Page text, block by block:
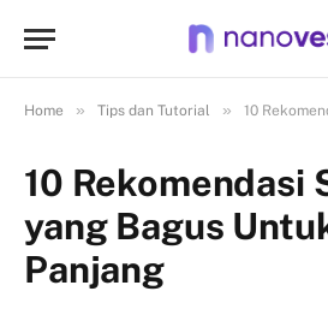
Home » Tips dan Tutorial » 10 Rekomendasi
10 Rekomendasi
yang Bagus
Panjang